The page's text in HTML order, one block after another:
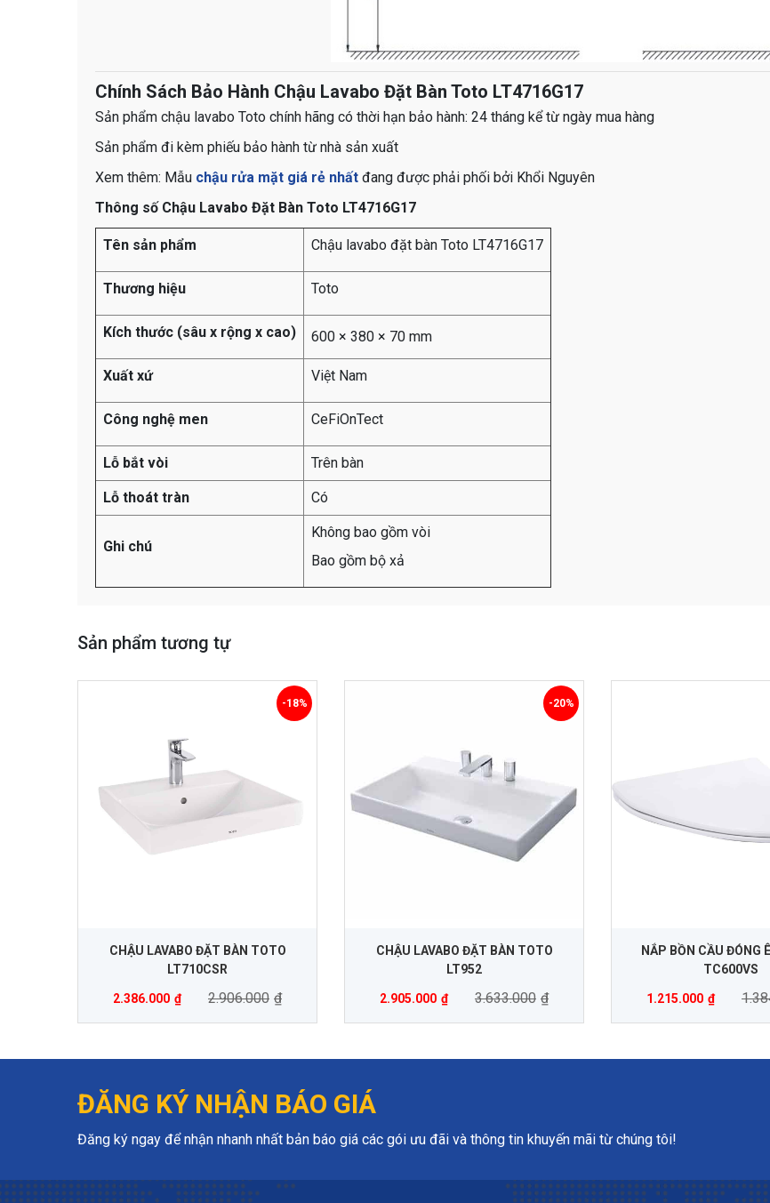
Chính Sách Bảo Hành Chậu Lavabo Đặt Bàn Toto LT4716G17
Sản phẩm chậu lavabo Toto chính hãng có thời hạn bảo hành: 24 tháng kể từ ngày mua hàng
Sản phẩm đi kèm phiếu bảo hành từ nhà sản xuất
​​​​​​​​​​​​​​​​​​​​​Xem thêm: Mẫu chậu rửa mặt giá rẻ nhất đang được phải phối bởi Khổi Nguyên
Thông số Chậu Lavabo Đặt Bàn Toto LT4716G17
Tên sản phẩm Chậu lavabo đặt bàn Toto LT4716G17
Thương hiệu Toto
Kích thước (sâu x rộng x cao) 600 × 380 × 70 mm
Xuất xứ Việt Nam
Công nghệ men CeFiOnTect
Lỗ bắt vòi Trên bàn
Lỗ thoát tràn Có
Ghi chú
Không bao gồm vòi
Bao gồm bộ xả
Sản phẩm tương tự
CHẬU LAVABO ĐẶT BÀN TOTO
LT710CSR
2.386.000 ₫ 2.906.000 ₫
-18%
CHẬU LAVABO ĐẶT BÀN TOTO
LT952
2.905.000 ₫ 3.633.000 ₫
-20%
NẮP BỒN CẦU ĐÓNG
TC600VS
1.215.000 ₫
ĐĂNG KÝ NHẬN BÁO GIÁ
Đăng ký ngay để nhận nhanh nhất bản báo giá các gói ưu đãi và thông tin khuyến mãi từ chúng tôi!